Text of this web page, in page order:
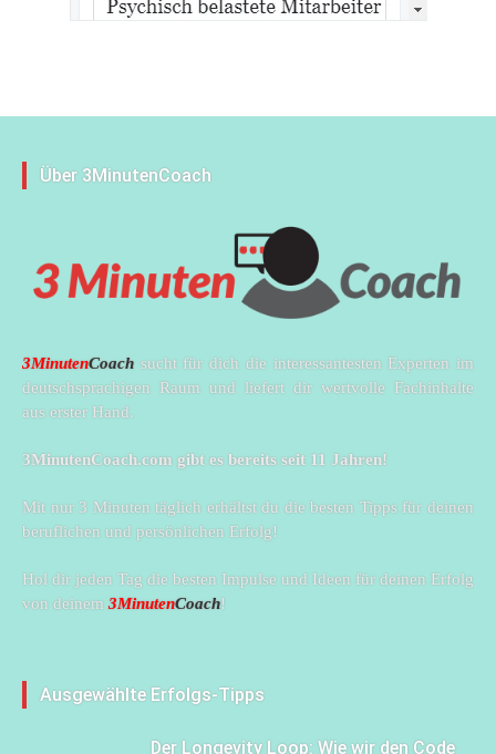
Über 3MinutenCoach
3MinutenCoach sucht für dich die interessantesten Experten im
deutschsprachigen Raum und liefert dir wertvolle Fachinhalte
aus erster Hand.
3MinutenCoach.com gibt es bereits seit 11 Jahren!
Mit nur 3 Minuten täglich erhältst du die besten Tipps für deinen
beruflichen und persönlichen Erfolg!
Hol dir jeden Tag die besten Impulse und Ideen für deinen Erfolg
von deinem 3MinutenCoach!
Ausgewählte Erfolgs-Tipps
Der Longevity Loop: Wie wir den Code